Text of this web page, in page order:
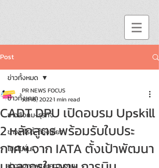
Post
ข่าวทั้งหมด
ข่าวสังคม-ธุรกิจ
ข่าววาไรตี้-ท่องเที่ยว
โปรโมชั่น!!
ข่าวสุขภาพและความงาม
ข่าวทั้งหมด
CADT DPU เปิดอบรม Upskill
2 หลักสูตร พร้อมรับใบประ
กาศฯ จาก IATA ตั้งเป้าพัฒนา
PR NEWS FOCUS
Jul 18, 20221 min read